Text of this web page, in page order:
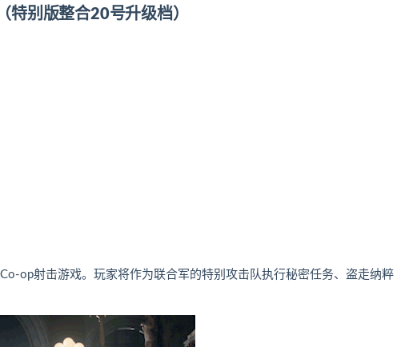
别版整合20号升级档）
op射击游戏。玩家将作为联合军的特别攻击队执行秘密任务、盗走纳粹